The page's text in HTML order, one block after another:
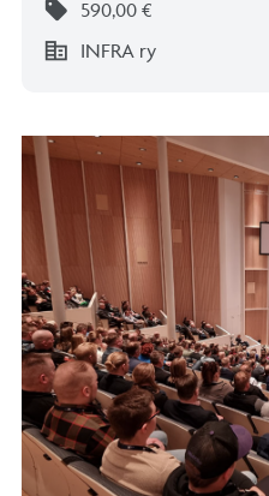
sell 590,00 €
corporate_fare INFRA ry